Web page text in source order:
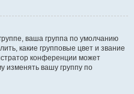
ваша группа по умолчанию
какие групповые цвет и звание
конференции может
изменять вашу группу по